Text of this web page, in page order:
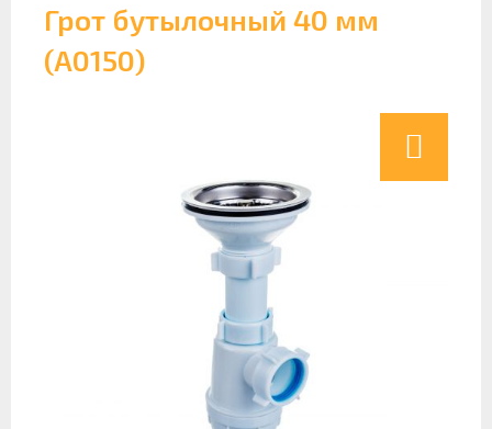
Грот бутылочный 40 мм
(А0150)